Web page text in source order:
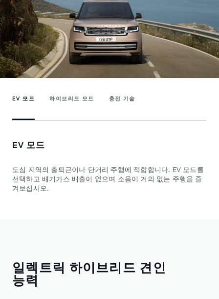
EV 모드 하이브리드 모드 충전 기술
EV 모드
도심 지역의 출퇴근이나 단거리 주행에 적합합니다. EV 모드를
선택하고 배기가스 배출이 없으며 소음이 거의 없는 주행을 즐
겨보십시오.
일렉트릭 하이브리드 견인
능력